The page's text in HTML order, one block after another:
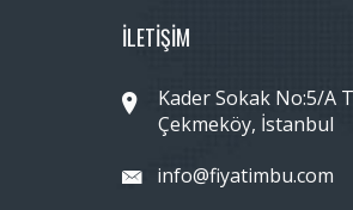
İLETİŞİM
Kader Sokak No:5/A
Çekmeköy, İstanbul
info@fiyatimbu.com